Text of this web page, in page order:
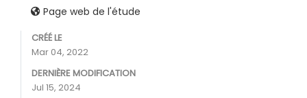
Page web de l'étude
CRÉÉ LE
Mar 04, 2022
DERNIÈRE MODIFICATION
Jul 15, 2024